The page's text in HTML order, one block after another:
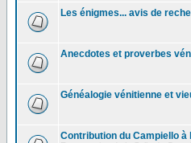
Les énigmes... avis de
Anecdotes et proverbes
Généalogie vénitienne et
Contribution du Campiello à